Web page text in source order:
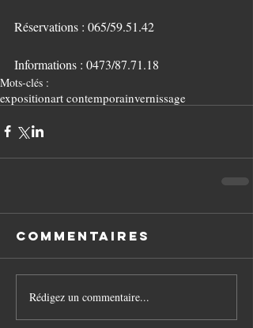
Réservations : 065/59.51.42
Informations : 0473/87.71.18
Mots-clés :
expositionart contemporainvernissage
Commentaires
Rédigez un commentaire...